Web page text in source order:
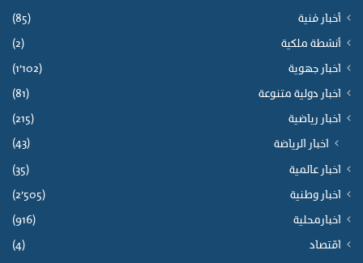
أخبار فنية (85)
أنشطة ملكية (2)
اخبار جهوية (1٬102)
اخبار دولية متنوعة (81)
اخبار رياضية (215)
اخبار الرياضة (43)
اخبار عالمية (35)
اخبار وطنية (2٬505)
اخبارمحلية (916)
اقتصاد (4)